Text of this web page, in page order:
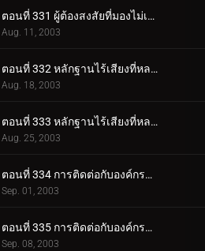
ตอนที่ 331 ผู้ต้องสงสัยที่มองไม่เห็น (ตอนจบ)
Aug. 11, 2003
ตอนที่ 332 หลักฐานไร้เสียงที่หลงเหลืออยู่ (ตอนแรก)
Aug. 18, 2003
ตอนที่ 333 หลักฐานไร้เสียงที่หลงเหลืออยู่ (ตอนจบ)
Aug. 25, 2003
ตอนที่ 334 การติดต่อกับองค์กรชุดดำ (ภาคเจรจา)
Sep. 01, 2003
ตอนที่ 335 การติดต่อกับองค์กรชุดดำ (ภาคสะกดรอย)
Sep. 08, 2003